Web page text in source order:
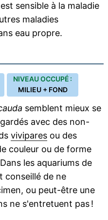
sensible à la maladie
maladies
eau propre.
NIVEAU OCCUPÉ :
MILIEU + FOND
semblent mieux se
avec des non-
viviparesou des
couleur ou de forme
les aquariums de
conseillé de ne
ou peut-être une
ne s'entretuent pas !